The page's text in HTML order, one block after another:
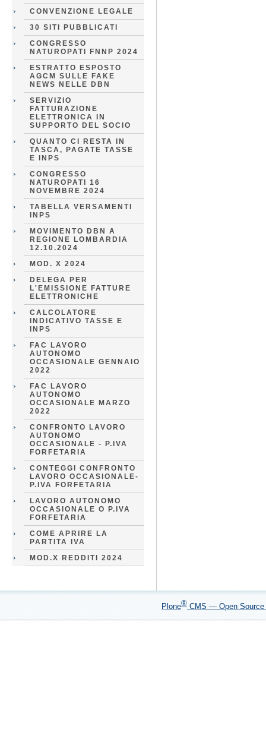
CONVENZIONE LEGALE
30 SITI PUBBLICATI
CONGRESSO
NATUROPATI FNNP 2024
ESTRATTO ESPOSTO
AGCM SULLE FAKE
NEWS NELLE DBN
SERVIZIO
FATTURAZIONE
ELETTRONICA IN
SUPPORTO DEL SOCIO
QUANTO CI RESTA IN
TASCA, PAGATE TASSE
E INPS
CONGRESSO
NATUROPATI 16
NOVEMBRE 2024
TABELLA VERSAMENTI
INPS
MOVIMENTO DBN A
REGIONE LOMBARDIA
12.10.2024
MOD. X 2024
DELEGA PER
L'EMISSIONE FATTURE
ELETTRONICHE
CALCOLATORE
INDICATIVO TASSE E
INPS
FAC LAVORO
AUTONOMO
OCCASIONALE GENNAIO
2022
FAC LAVORO
AUTONOMO
OCCASIONALE MARZO
2022
CONFRONTO LAVORO
AUTONOMO
OCCASIONALE - P.IVA
FORFETARIA
CONTEGGI CONFRONTO
LAVORO OCCASIONALE-
P.IVA FORFETARIA
LAVORO AUTONOMO
OCCASIONALE O P.IVA
FORFETARIA
COME APRIRE LA
PARTITA IVA
MOD.X REDDITI 2024
Plone® CMS — Open Source